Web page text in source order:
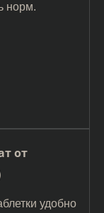
норм.
от
удобно